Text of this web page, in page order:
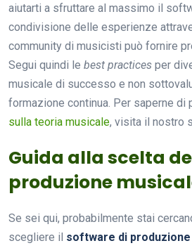
aiutarti a sfruttare al massimo il
condivisione delle esperienze
community di musicisti può fornire
Segui quindi le best practices per
musicale di successo e non
formazione continua. Per saperne di
sulla teoria musicale, visita il nostro
Guida alla scelta
produzione
Se sei qui, probabilmente stai
scegliere il software di